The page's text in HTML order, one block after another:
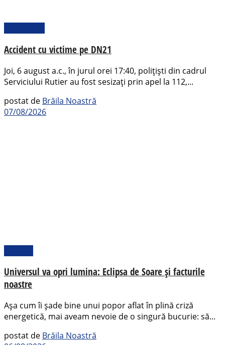
Accident cu victime pe DN21
Joi, 6 august a.c., în jurul orei 17:40, polițiști din cadrul
Serviciului Rutier au fost sesizați prin apel la 112,...
postat de Brăila Noastră
07/08/2026
Universul va opri lumina: Eclipsa de Soare și facturile
noastre
Așa cum îi șade bine unui popor aflat în plină criză
energetică, mai aveam nevoie de o singură bucurie: să...
postat de Brăila Noastră